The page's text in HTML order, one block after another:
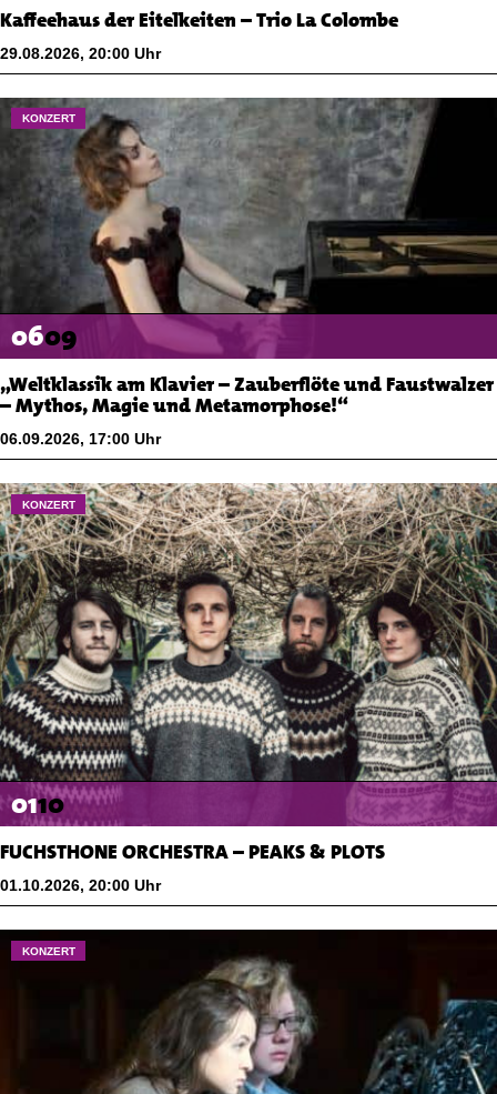
Kaffeehaus der Eitelkeiten – Trio La Colombe
29.08.2026, 20:00 Uhr
KONZERT
0609
„Weltklassik am Klavier – Zauberflöte und Faustwalzer
– Mythos, Magie und Metamorphose!“
06.09.2026, 17:00 Uhr
KONZERT
0110
FUCHSTHONE ORCHESTRA – PEAKS & PLOTS
01.10.2026, 20:00 Uhr
KONZERT